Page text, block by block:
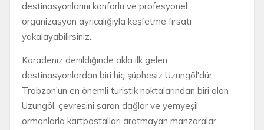
destinasyonlarını konforlu ve profesyonel
organizasyon ayrıcalığıyla keşfetme fırsatı
yakalayabilirsiniz.
Karadeniz denildiğinde akla ilk gelen
destinasyonlardan biri hiç şüphesiz Uzungöl'dür.
Trabzon'un en önemli turistik noktalarından biri olan
Uzungöl, çevresini saran dağlar ve yemyeşil
ormanlarla kartpostalları aratmayan manzaralar